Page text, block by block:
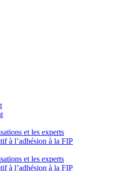
et les experts
à l’adhésion à la FIP
et les experts
à l’adhésion à la FIP